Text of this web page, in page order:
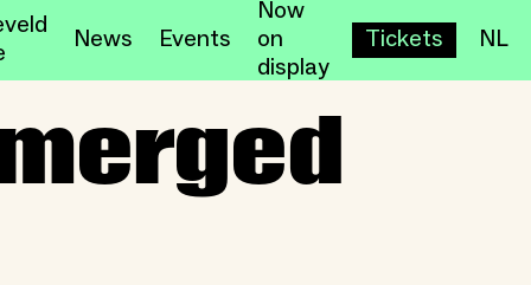
News Events
Now
on
display
Tickets NL